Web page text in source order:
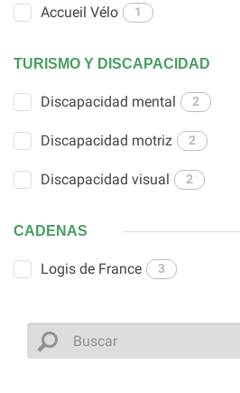
Accueil Vélo 1
TURISMO Y DISCAPACIDAD
Discapacidad mental 2
Discapacidad motriz 2
Discapacidad visual 2
CADENAS
Logis de France 3